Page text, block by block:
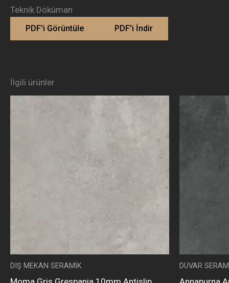
Teknik Döküman
PDF'i Görüntüle PDF'i İndir
İlgili ürünler
DIŞ MEKAN SERAMİK DUVAR